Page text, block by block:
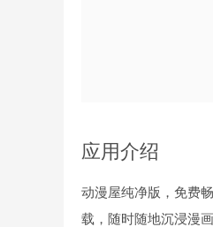
应用介绍
动漫屋纯净版，免费
载，随时随地沉浸漫